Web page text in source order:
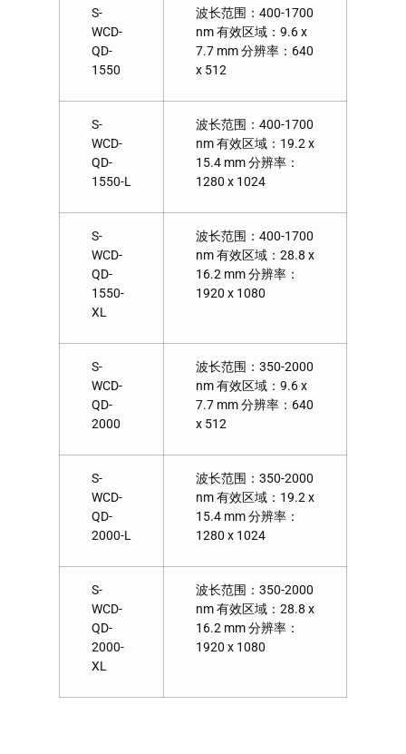
S-
WCD-
QD-
1550
波长范围：400-1700
nm 有效区域：9.6 x
7.7 mm 分辨率：640
x 512
S-
WCD-
QD-
1550-L
波长范围：400-1700
nm 有效区域：19.2 x
15.4 mm 分辨率：
1280 x 1024
S-
WCD-
QD-
1550-
XL
波长范围：400-1700
nm 有效区域：28.8 x
16.2 mm 分辨率：
1920 x 1080
S-
WCD-
QD-
2000
波长范围：350-2000
nm 有效区域：9.6 x
7.7 mm 分辨率：640
x 512
S-
WCD-
QD-
2000-L
波长范围：350-2000
nm 有效区域：19.2 x
15.4 mm 分辨率：
1280 x 1024
S-
WCD-
QD-
2000-
XL
波长范围：350-2000
nm 有效区域：28.8 x
16.2 mm 分辨率：
1920 x 1080